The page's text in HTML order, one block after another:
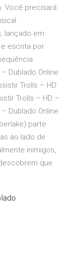
Você precisará:
lançado em
e escrita por
Dublado Online
Trolls – HD
Trolls – HD –
Dublado Online
parte
ao lado de
inimigos,
que